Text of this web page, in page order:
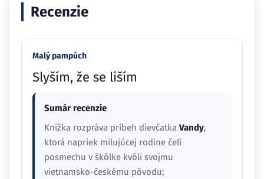
Recenzie
Malý pampúch
Slyším, že se liším
Sumár recenzie
Knižka rozpráva príbeh dievčatka Vandy,
ktorá napriek milujúcej rodine čelí
posmechu v škôlke kvôli svojmu
vietnamsko-českému pôvodu;